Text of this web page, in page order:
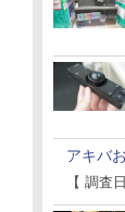
アキバ
【 調査